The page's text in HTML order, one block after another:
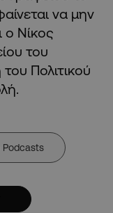
να μην
ο Νίκος
του
Πολιτικού
Podcasts